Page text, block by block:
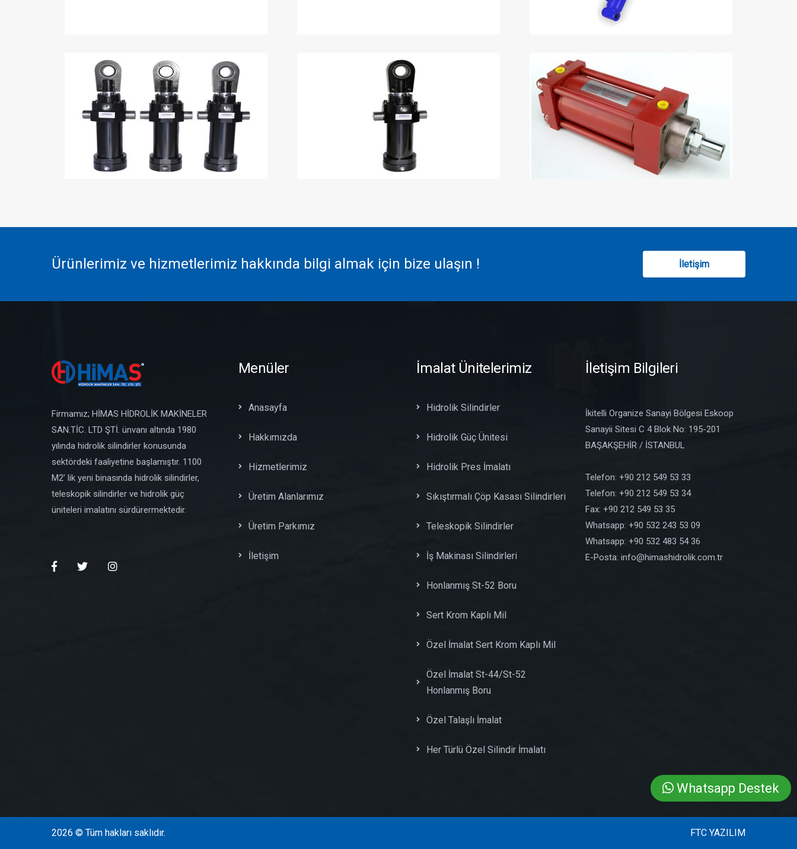
Ürünlerimiz ve hizmetlerimiz hakkında bilgi almak için bize ulaşın ! İletişim
Firmamız; HİMAS HİDROLİK MAKİNELER
SAN.TİC. LTD ŞTİ. ünvanı altında 1980
yılında hidrolik silindirler konusunda
sektördeki faaliyetine başlamıştır. 1100
M2’ lik yeni binasında hidrolik silindirler,
teleskopik silindirler ve hidrolik güç
üniteleri imalatını sürdürermektedir.
Menüler
Anasayfa
Hakkımızda
Hizmetlerimiz
Üretim Alanlarımız
Üretim Parkımız
İletişim
İmalat Ünitelerimiz
Hidrolik Silindirler
Hidrolik Güç Ünitesi
Hidrolik Pres İmalatı
Sıkıştırmalı Çöp Kasası Silindirleri
Teleskopik Silindirler
İş Makinası Silindirleri
Honlanmış St-52 Boru
Sert Krom Kaplı Mil
Özel İmalat Sert Krom Kaplı Mil
Özel İmalat St-44/St-52
Honlanmış Boru
Özel Talaşlı İmalat
Her Türlü Özel Silindir İmalatı
İletişim Bilgileri
İkitelli Organize Sanayi Bölgesi Eskoop
Sanayii Sitesi C 4 Blok No: 195-201
BAŞAKŞEHİR / İSTANBUL
Telefon: +90 212 549 53 33
Telefon: +90 212 549 53 34
Fax: +90 212 549 53 35
Whatsapp: +90 532 243 53 09
Whatsapp: +90 532 483 54 36
E-Posta: info@himashidrolik.com.tr
2026 © Tüm hakları saklıdır. FTC YAZILIM
Whatsapp Destek